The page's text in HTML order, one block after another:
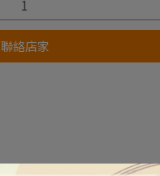
聯絡店家